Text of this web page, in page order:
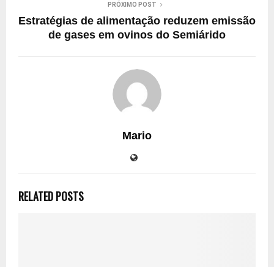
PRÓXIMO POST
Estratégias de alimentação reduzem emissão
de gases em ovinos do Semiárido
Mario
RELATED POSTS